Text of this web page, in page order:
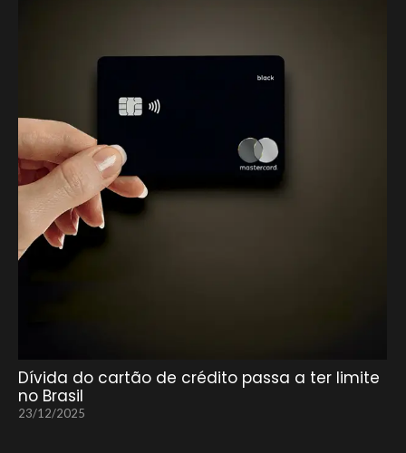
Dívida do cartão de crédito passa a ter limite
no Brasil
23/12/2025